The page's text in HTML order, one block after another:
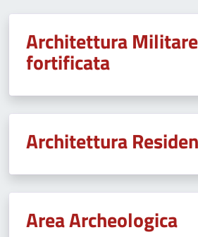
Architettura
fortificata
Architettura
Area Archeologica